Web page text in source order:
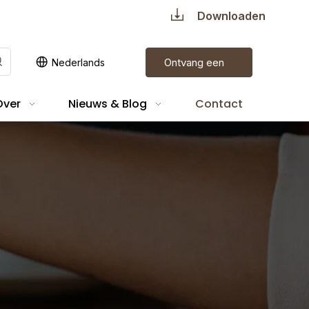
Downloaden
Nederlands Ontvang een
Nieuws & Blog Contact